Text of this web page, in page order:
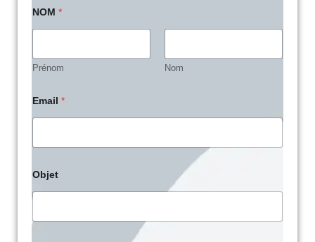
NOM *
Prénom Nom
Email *
Objet